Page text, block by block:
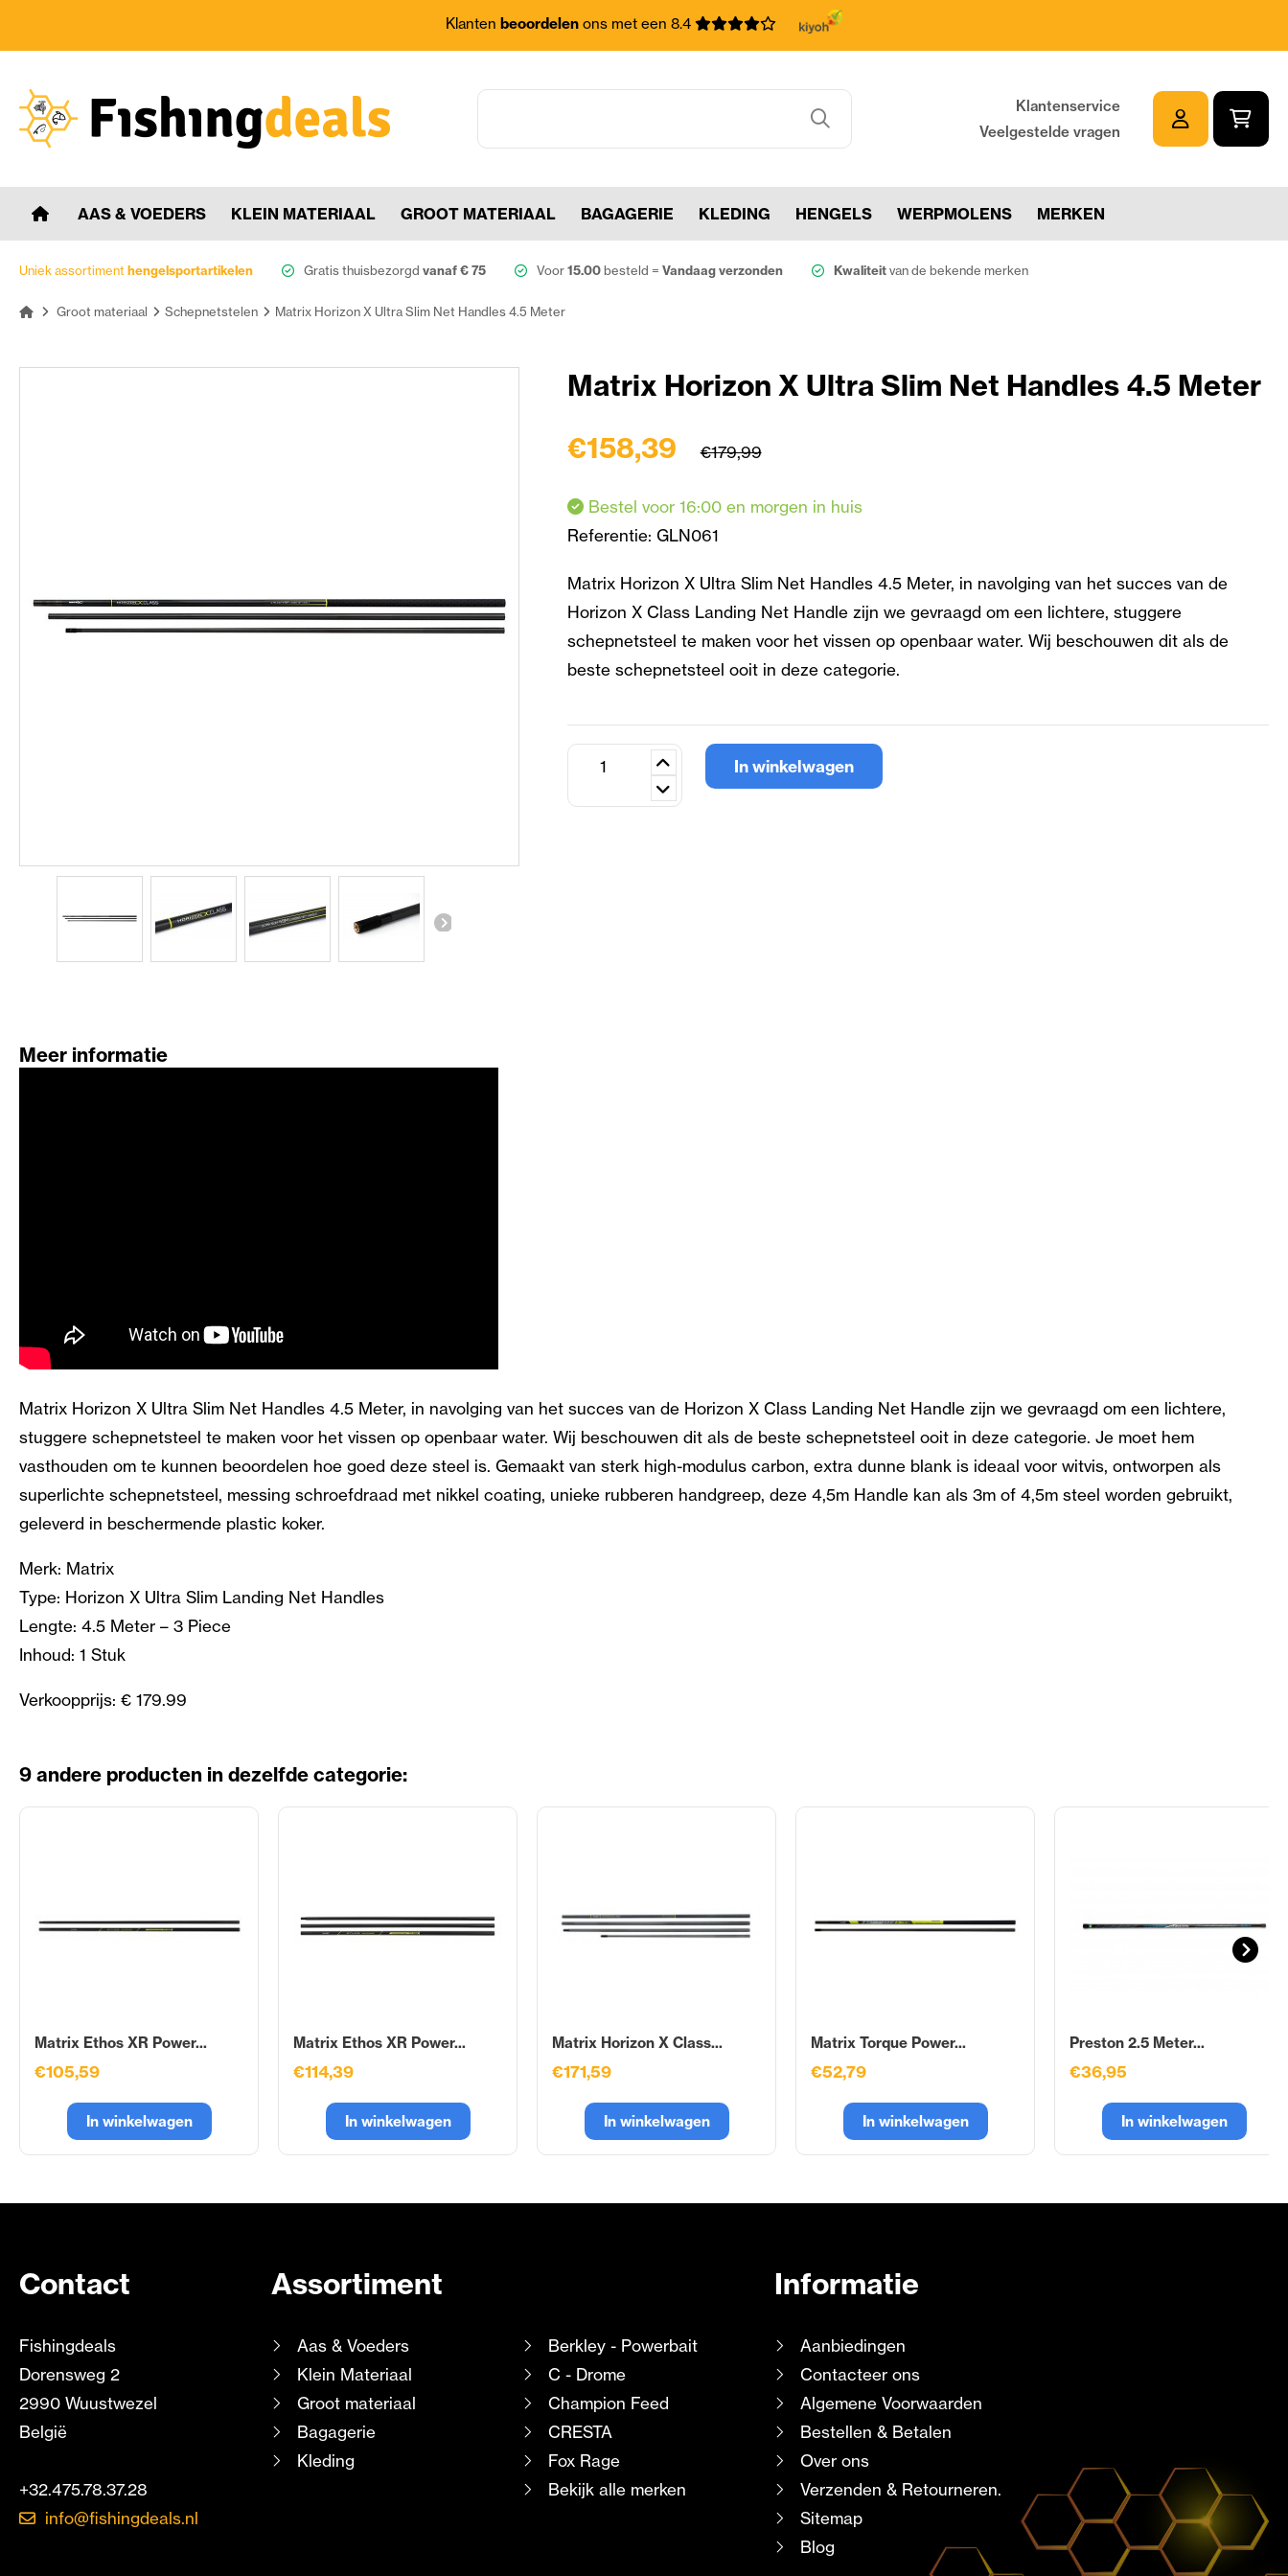
Klanten beoordelen ons met een 8.4
Klantenservice
Veelgestelde vragen
AAS & VOEDERS KLEIN MATERIAAL GROOT MATERIAAL BAGAGERIE KLEDING HENGELS WERPMOLENS MERKEN
Uniek assortimenthengelsportartikelen Gratis thuisbezorgd vanaf € 75 Voor15.00besteld = Vandaag verzonden Kwaliteitvan de bekende merken
Groot materiaal Schepnetstelen Matrix Horizon X Ultra Slim Net Handles 4.5 Meter
Matrix Horizon X Ultra Slim Net Handles 4.5 Meter
€158,39 €179,99
Bestel voor 16:00 en morgen in huis
Referentie: GLN061
Matrix Horizon X Ultra Slim Net Handles 4.5 Meter, in navolging van het succes van de
Horizon X Class Landing Net Handle zijn we gevraagd om een lichtere, stuggere
schepnetsteel te maken voor het vissen op openbaar water. Wij beschouwen dit als de
beste schepnetsteel ooit in deze categorie.
In winkelwagen
Meer informatie
Matrix Horizon X Ultra Slim Net Handles 4.5 Meter, in navolging van het succes van de Horizon X Class Landing Net Handle zijn we gevraagd om een lichtere,
stuggere schepnetsteel te maken voor het vissen op openbaar water. Wij beschouwen dit als de beste schepnetsteel ooit in deze categorie. Je moet hem
vasthouden om te kunnen beoordelen hoe goed deze steel is. Gemaakt van sterk high-modulus carbon, extra dunne blank is ideaal voor witvis, ontworpen als
superlichte schepnetsteel, messing schroefdraad met nikkel coating, unieke rubberen handgreep, deze 4,5m Handle kan als 3m of 4,5m steel worden gebruikt,
geleverd in beschermende plastic koker.
Merk: Matrix
Type: Horizon X Ultra Slim Landing Net Handles
Lengte: 4.5 Meter – 3 Piece
Inhoud: 1 Stuk
Verkoopprijs: € 179.99
9 andere producten in dezelfde categorie:
Matrix Ethos XR Power...
€105,59
In winkelwagen
Matrix Ethos XR Power...
€114,39
In winkelwagen
Matrix Horizon X Class...
€171,59
In winkelwagen
Matrix Torque Power...
€52,79
In winkelwagen
Preston 2.5 Meter...
€36,95
In winkelwagen
Contact
Fishingdeals
Dorensweg 2
2990 Wuustwezel
België
+32.475.78.37.28
info@fishingdeals.nl
Assortiment
Aas & Voeders
Klein Materiaal
Groot materiaal
Bagagerie
Kleding
Berkley - Powerbait
C - Drome
Champion Feed
CRESTA
Fox Rage
Bekijk alle merken
Informatie
Aanbiedingen
Contacteer ons
Algemene Voorwaarden
Bestellen & Betalen
Over ons
Verzenden & Retourneren.
Sitemap
Blog